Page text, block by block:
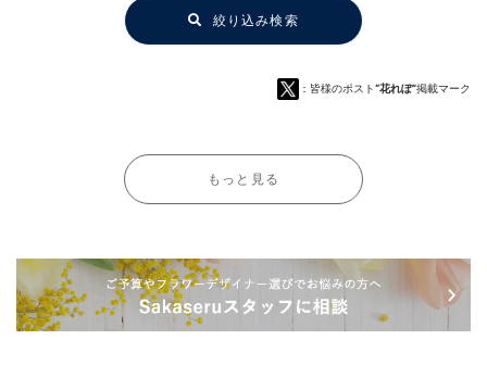
絞り込み検索
：皆様のポスト“花れぽ”掲載マーク
もっと見る